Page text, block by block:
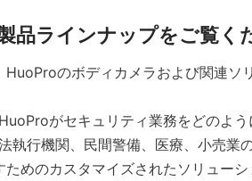
のボディカメラおよび関連ソ
がセキュリティ業務をどのよ
執行機関、民間警備、医療、小売業
めのカスタマイズされたソリューシ